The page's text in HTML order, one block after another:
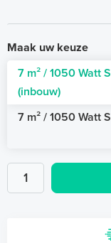
Maak uw keuze
7 m² / 1050 Watt
(inbouw)
7 m² / 1050 Watt